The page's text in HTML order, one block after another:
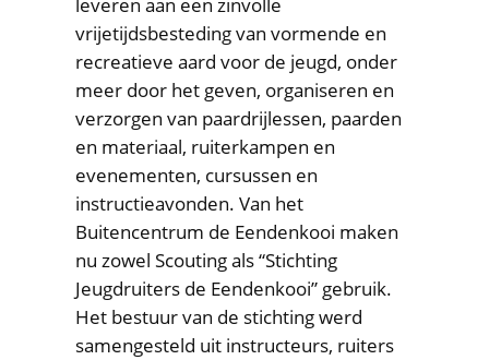
leveren aan een zinvolle
vrijetijdsbesteding van vormende en
recreatieve aard voor de jeugd, onder
meer door het geven, organiseren en
verzorgen van paardrijlessen, paarden
en materiaal, ruiterkampen en
evenementen, cursussen en
instructieavonden. Van het
Buitencentrum de Eendenkooi maken
nu zowel Scouting als “Stichting
Jeugdruiters de Eendenkooi” gebruik.
Het bestuur van de stichting werd
samengesteld uit instructeurs, ruiters